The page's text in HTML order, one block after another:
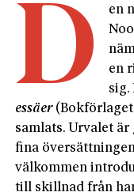
D
en
en
sig.
essäer(Bokförlaget
samlats. Urvalet
fina
välkommen
till skillnad från